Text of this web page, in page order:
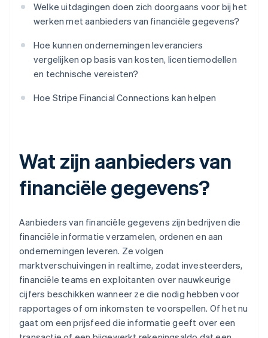
Welke uitdagingen doen zich doorgaans voor bij het
werken met aanbieders van financiële gegevens?
Hoe kunnen ondernemingen leveranciers
vergelijken op basis van kosten, licentiemodellen
en technische vereisten?
Hoe Stripe Financial Connections kan helpen
Wat zijn aanbieders van
financiële gegevens?
Aanbieders van financiële gegevens zijn bedrijven die
financiële informatie verzamelen, ordenen en aan
ondernemingen leveren. Ze volgen
marktverschuivingen in realtime, zodat investeerders,
financiële teams en exploitanten over nauwkeurige
cijfers beschikken wanneer ze die nodig hebben voor
rapportages of om inkomsten te voorspellen. Of het nu
gaat om een prijsfeed die informatie geeft over een